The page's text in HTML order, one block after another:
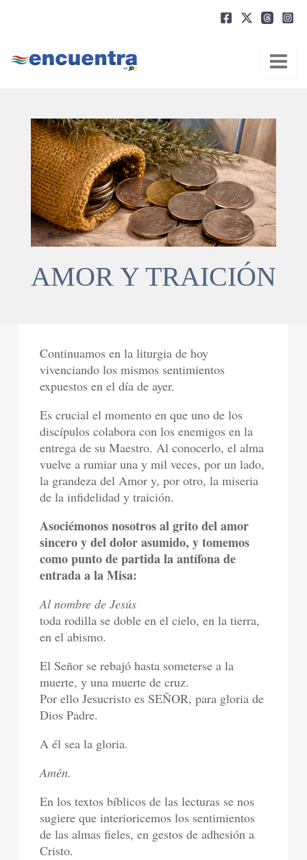
AMOR Y TRAICIÓN
Continuamos en la liturgia de hoy
vivenciando los mismos sentimientos
expuestos en el día de ayer.
Es crucial el momento en que uno de los
discípulos colabora con los enemigos en la
entrega de su Maestro. Al conocerlo, el alma
vuelve a rumiar una y mil veces, por un lado,
la grandeza del Amor y, por otro, la miseria
de la infidelidad y traición.
Asociémonos nosotros al grito del amor
sincero y del dolor asumido, y tomemos
como punto de partida la antífona de
entrada a la Misa:
Al nombre de Jesús
toda rodilla se doble en el cielo, en la tierra,
en el abismo.
El Señor se rebajó hasta someterse a la
muerte, y una muerte de cruz.
Por ello Jesucristo es SEÑOR, para gloria de
Dios Padre.
A él sea la gloria.
Amén.
En los textos bíblicos de las lecturas se nos
sugiere que interioricemos los sentimientos
de las almas fieles, en gestos de adhesión a
Cristo.